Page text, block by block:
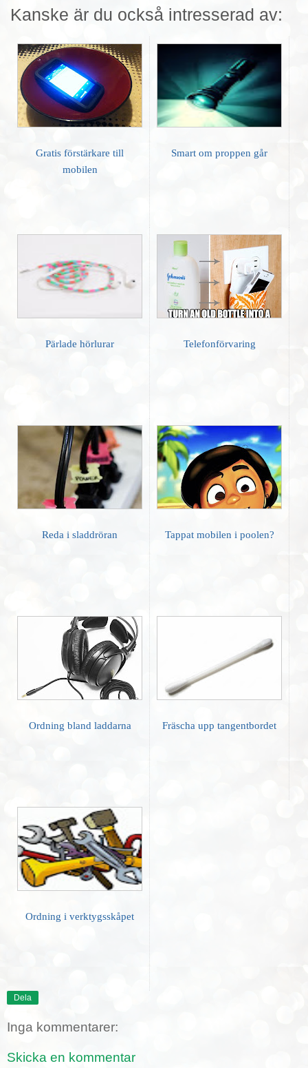
Kanske är du också intresserad av:
Gratis förstärkare till
mobilen
Smart om proppen går
Pärlade hörlurar Telefonförvaring
Reda i sladdröran Tappat mobilen i poolen?
Ordning bland laddarna Fräscha upp tangentbordet
Ordning i verktygsskåpet
Dela
Inga kommentarer:
Skicka en kommentar